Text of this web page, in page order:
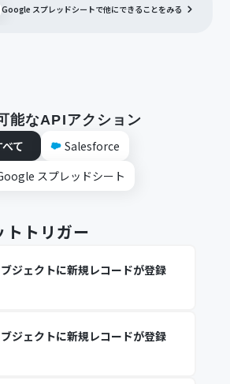
Google スプレッドシートで他にできることをみる
能なAPIアクション
べて
Salesforce
スプレッドシート
トリガー
ジェクトに新規レコードが登録
ジェクトに新規レコードが登録